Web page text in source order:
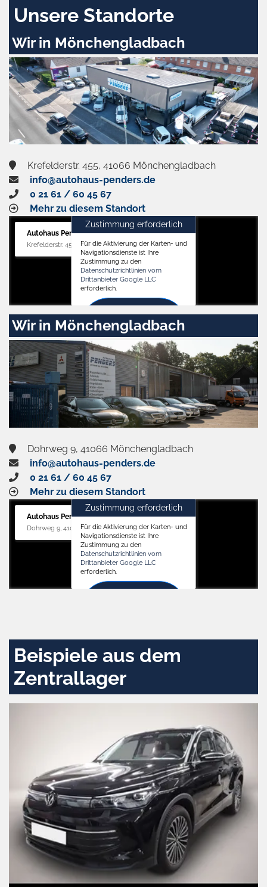
Unsere Standorte
Wir in Mönchengladbach
Krefelderstr. 455, 41066 Mönchengladbach
info@autohaus-penders.de
0 21 61 / 60 45 67
Mehr zu diesem Standort
Autohaus Penders (Verkauf)
Krefelderstr. 455, 41066 Mönchengladbach
Zustimmung erforderlich
Für die Aktivierung der Karten- und
Navigationsdienste ist Ihre
Zustimmung zu den
Datenschutzrichtlinien vom
Drittanbieter Google LLC
erforderlich.
Zustimmen
und
aktivieren
Wir in Mönchengladbach
Dohrweg 9, 41066 Mönchengladbach
info@autohaus-penders.de
0 21 61 / 60 45 67
Mehr zu diesem Standort
Autohaus Penders (Service)
Dohrweg 9, 41066 Mönchengladbach
Zustimmung erforderlich
Für die Aktivierung der Karten- und
Navigationsdienste ist Ihre
Zustimmung zu den
Datenschutzrichtlinien vom
Drittanbieter Google LLC
erforderlich.
Beispiele aus dem
Zentrallager